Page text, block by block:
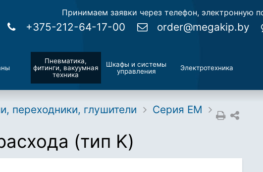
Принимаем заявки через телефон, электронную
+375-212-64-17-00 order@megakip.by
Пневматика,
фитинги, вакуумная
техника
Шкафы и системы
управления
Электротехника
переходники, глушители
Серия EM
(тип K)